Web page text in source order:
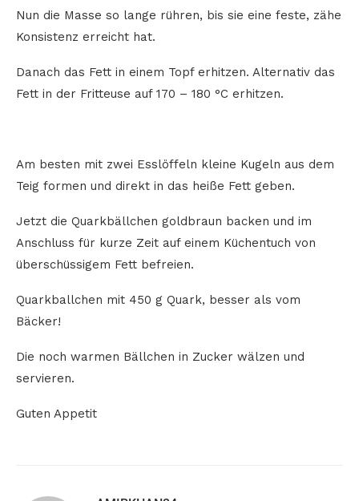
Nun die Masse so lange rühren, bis sie eine feste, zähe
Konsistenz erreicht hat.
Danach das Fett in einem Topf erhitzen. Alternativ das
Fett in der Fritteuse auf 170 – 180 °C erhitzen.
Am besten mit zwei Esslöffeln kleine Kugeln aus dem
Teig formen und direkt in das heiße Fett geben.
Jetzt die Quarkbällchen goldbraun backen und im
Anschluss für kurze Zeit auf einem Küchentuch von
überschüssigem Fett befreien.
Quarkballchen mit 450 g Quark, besser als vom
Bäcker!
Die noch warmen Bällchen in Zucker wälzen und
servieren.
Guten Appetit